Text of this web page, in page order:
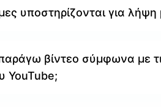
υποστηρίζονται για
βίντεο σύμφωνα με
YouTube;